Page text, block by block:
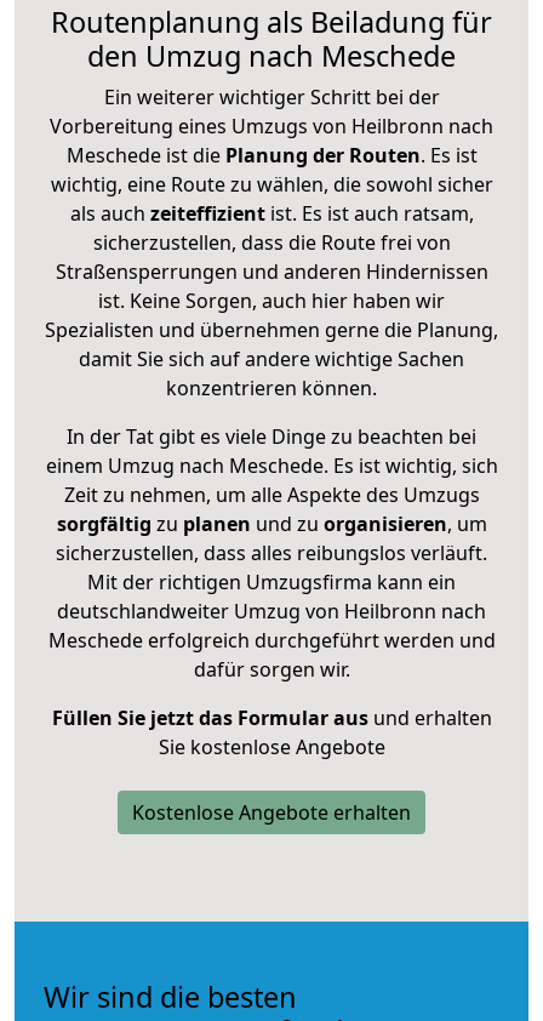
Routenplanung als Beiladung für
den Umzug nach Meschede
Ein weiterer wichtiger Schritt bei der
Vorbereitung eines Umzugs von Heilbronn nach
Meschede ist diePlanung der Routen. Es ist
wichtig, eine Route zu wählen, die sowohl sicher
als auch zeiteffizientist. Es ist auch ratsam,
sicherzustellen, dass die Route frei von
Straßensperrungen und anderen Hindernissen
ist. Keine Sorgen, auch hier haben wir
Spezialisten und übernehmen gerne die Planung,
damit Sie sich auf andere wichtige Sachen
konzentrieren können.
In der Tat gibt es viele Dinge zu beachten bei
einem Umzug nach Meschede. Es ist wichtig, sich
Zeit zu nehmen, um alle Aspekte des Umzugs
sorgfältig zu planen und zu organisieren, um
sicherzustellen, dass alles reibungslos verläuft.
Mit der richtigen Umzugsfirma kann ein
deutschlandweiter Umzug von Heilbronn nach
Meschede erfolgreich durchgeführt werden und
dafür sorgen wir.
Füllen Sie jetzt das Formular ausund erhalten
Sie kostenlose Angebote
Kostenlose Angebote erhalten
Wir sind die besten